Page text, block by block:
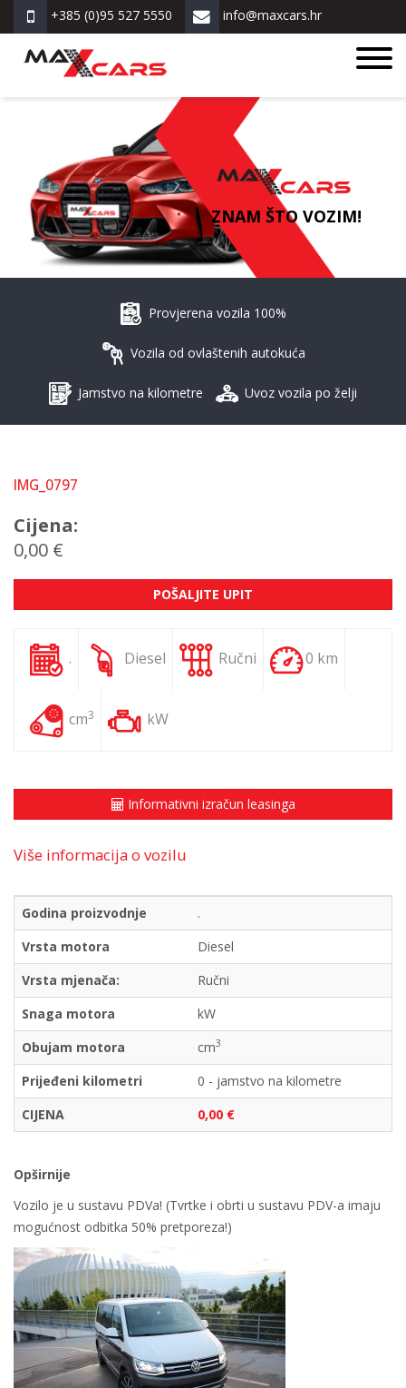
+385 (0)95 527 5550 info@maxcars.hr
ZNAM ŠTO VOZIM!
Provjerena vozila 100%
Vozila od ovlaštenih autokuća
Jamstvo na kilometre Uvoz vozila po želji
IMG_0797
Cijena:
0,00 €
POŠALJITE UPIT
. Diesel Ručni 0 km
cm3 kW
Informativni izračun leasinga
Više informacija o vozilu
Godina proizvodnje
.
Vrsta motora
Diesel
Vrsta mjenača:
Ručni
Snaga motora
kW
Obujam motora
cm3
Prijeđeni kilometri
0 - jamstvo na kilometre
CIJENA
0,00 €
Opširnije
Vozilo je u sustavu PDVa! (Tvrtke i obrti u sustavu PDV-a imaju
mogućnost odbitka 50% pretporeza!)